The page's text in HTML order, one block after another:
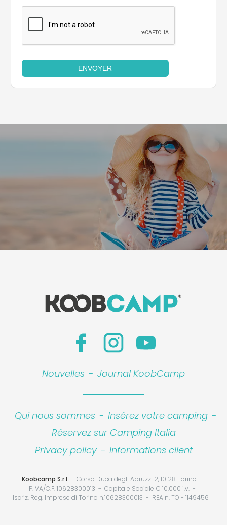
ENVOYER
Nouvelles - Journal KoobCamp
Qui nous sommes - Insérez votre camping -
Réservez sur Camping Italia
Privacy policy - Informations client
Koobcamp S.r.l
Corso Duca degli Abruzzi 2, 10128 Torino
P.IVA/C.F. 10628300013
Capitale Sociale € 10.000 i.v.
Iscriz. Reg. Imprese di Torino n.10628300013
REA n. TO - 1149456